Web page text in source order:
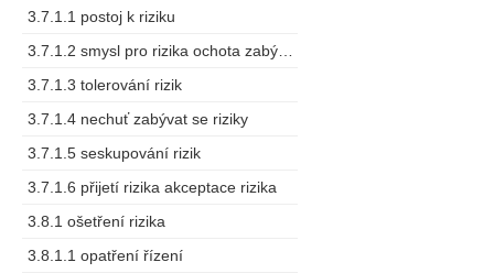
3.7.1.1 postoj k riziku
3.7.1.3 tolerování rizik
3.7.1.4 nechuť zabývat se riziky
3.7.1.5 seskupování rizik
3.7.1.6 přijetí rizika akceptace rizika
3.8.1 ošetření rizika
3.8.1.1 opatření řízení